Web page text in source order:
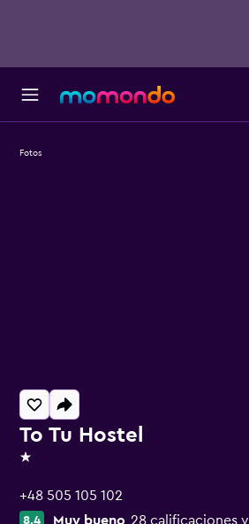
To Tu Hostel
1 estrella
+48 505 105 102
8,4 Muy bueno 28 calificaciones
Fotos